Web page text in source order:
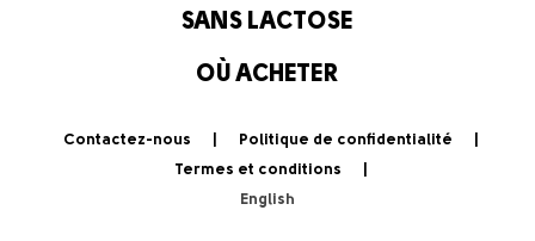
SANS LACTOSE
OÙ ACHETER
Contactez-nous
Politique de confidentialité
Termes et conditions